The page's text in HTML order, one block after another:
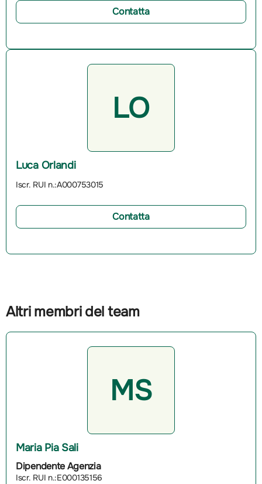
Contatta
LO
Luca Orlandi
Iscr. RUI n.:A000753015
Contatta
Altri membri del team
MS
Maria Pia Sali
Dipendente Agenzia
Iscr. RUI n.:E000135156